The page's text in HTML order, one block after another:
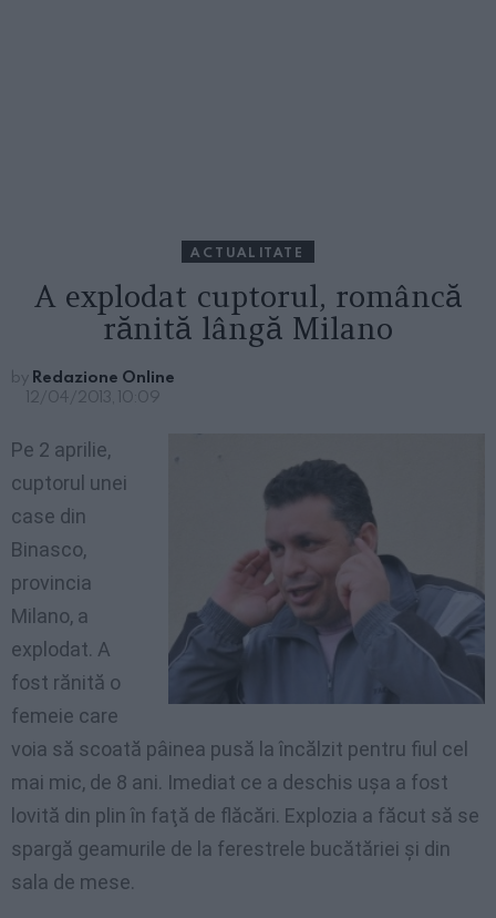
ACTUALITATE
A explodat cuptorul, româncă
rănită lângă Milano
by Redazione Online
12/04/2013, 10:09
Pe 2 aprilie,
cuptorul unei
case din
Binasco,
provincia
Milano, a
explodat. A
fost rănită o
femeie care
voia să scoată pâinea pusă la încălzit pentru fiul cel
mai mic, de 8 ani. Imediat ce a deschis uşa a fost
lovită din plin în faţă de flăcări. Explozia a făcut să se
spargă geamurile de la ferestrele bucătăriei şi din
sala de mese.